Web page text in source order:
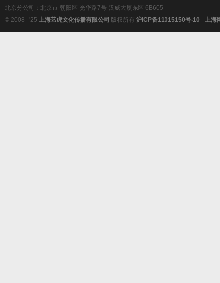
北京分公司：北京市-朝阳区-光华路7号-汉威大厦东区 6B605
© 2008 - '25 上海艺虎文化传播有限公司 版权所有 沪ICP备11015150号-10 - 上海